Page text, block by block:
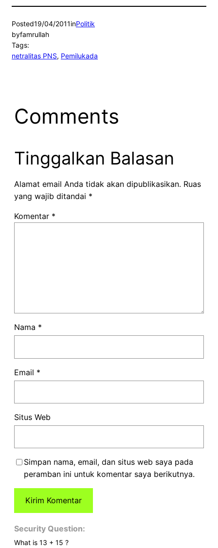
Posted19/04/2011inPolitik
byfamrullah
Tags:
netralitas PNS, Pemilukada
Comments
Tinggalkan Balasan
Alamat email Anda tidak akan dipublikasikan. Ruas
yang wajib ditandai *
Komentar *
Nama *
Email *
Situs Web
Simpan nama, email, dan situs web saya pada
peramban ini untuk komentar saya berikutnya.
Security Question:
What is 13 + 15 ?